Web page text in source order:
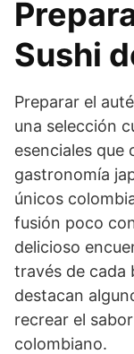
Sushi
Preparar el
una selección
esenciales que
gastronomía
únicos
fusión poco
delicioso
través de cada
destacan
recrear el
colombiano.